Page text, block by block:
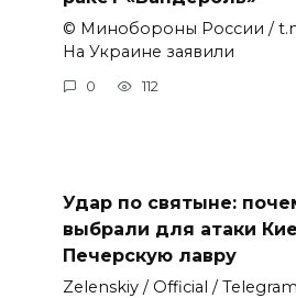
© Минобороны России /
На Украине заявили
0 112
Удар по святыне:
выбрали для атаки
Печерскую лавру
Zеlеnskiу / Оfficiаl /